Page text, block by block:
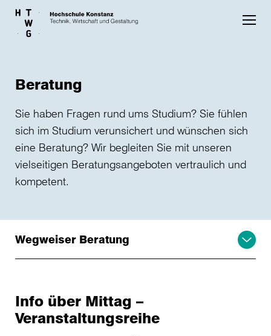
Skip to main content
Beratung
Sie haben Fragen rund ums Studium? Sie fühlen
sich im Studium verunsichert und wünschen sich
eine Beratung? Wir begleiten Sie mit unseren
vielseitigen Beratungsangeboten vertraulich und
kompetent.
Wegweiser Beratung
Info über Mittag –
Veranstaltungsreihe